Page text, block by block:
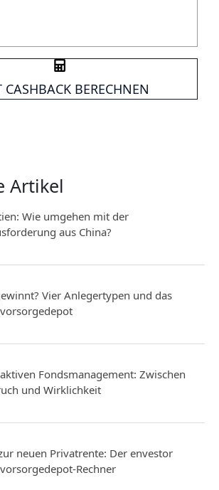
CASHBACK BERECHNEN
Artikel
Wie umgehen mit der
aus China?
Vier Anlegertypen und das
Fondsmanagement: Zwischen
und Wirklichkeit
neuen Privatrente: Der envestor
Rechner